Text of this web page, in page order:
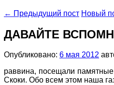
← Предыдущий пост Новый
ДАВАЙТЕ
Опубликовано: 6 мая 2012
раввина, посещали памятные
Скоки. Обо всем этом наша